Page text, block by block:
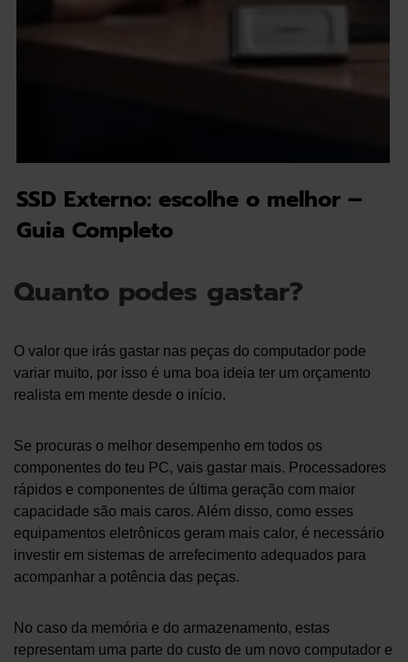
SSD Externo: escolhe o melhor –
Guia Completo
Quanto podes gastar?
O valor que irás gastar nas peças do computador pode
variar muito, por isso é uma boa ideia ter um orçamento
realista em mente desde o início.
Se procuras o melhor desempenho em todos os
componentes do teu PC, vais gastar mais. Processadores
rápidos e componentes de última geração com maior
capacidade são mais caros. Além disso, como esses
equipamentos eletrônicos geram mais calor, é necessário
investir em sistemas de arrefecimento adequados para
acompanhar a potência das peças.
No caso da memória e do armazenamento, estas
representam uma parte do custo de um novo computador e